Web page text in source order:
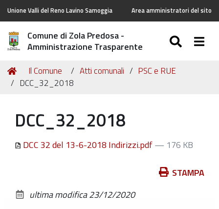
Unione Valli del Reno Lavino Samoggia Area amministratori del sito
Comune di Zola Predosa -
Amministrazione Trasparente
Tu
sei
Home
Il Comune Atti comunali
PSC e RUE
DCC_32_2018
DCC_32_2018
DCC 32 del 13-6-2018 Indirizzi.pdf— 176 KB
documento
STAMPA
ultima modifica23/12/2020